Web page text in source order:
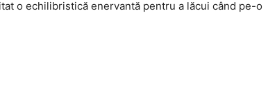
o echilibristică enervantă pentru a lăcui când pe-o